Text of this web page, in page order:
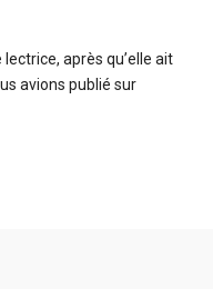
lectrice, après qu’elle ait
avions publié sur